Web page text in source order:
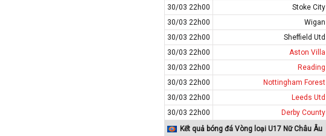
30/03 22h00
Stoke City
30/03 22h00
Wigan
30/03 22h00
Sheffield Utd
30/03 22h00
Aston Villa
30/03 22h00
Reading
30/03 22h00
Nottingham Forest
30/03 22h00
Leeds Utd
30/03 22h00
Derby County
Kết quả bóng đá Vòng loại U17 Nữ Châu Âu